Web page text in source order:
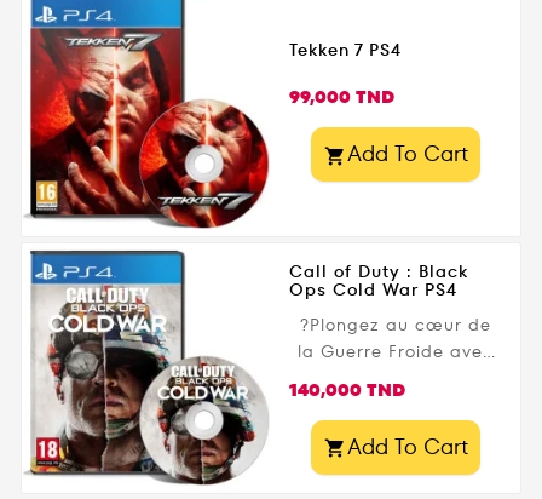
Mafia II: Definitive
Definitive Edition , tous
remasterisés pour une
expérience plus
immersive. Plongez
des ascensions...
Tekken 7 PS4
Prix
99,000 TND
Add To Cart
Call of Duty : Black
Ops Cold War PS4
?Plongez au cœur de
la Guerre Froide avec
Cold War PS4 !
Treyarch et Raven
Prix
140,000 TND
Add To Cart